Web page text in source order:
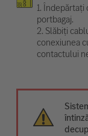
1. Îndepărtați
portbagaj.
2. Slăbiți
conexiunea
contactului